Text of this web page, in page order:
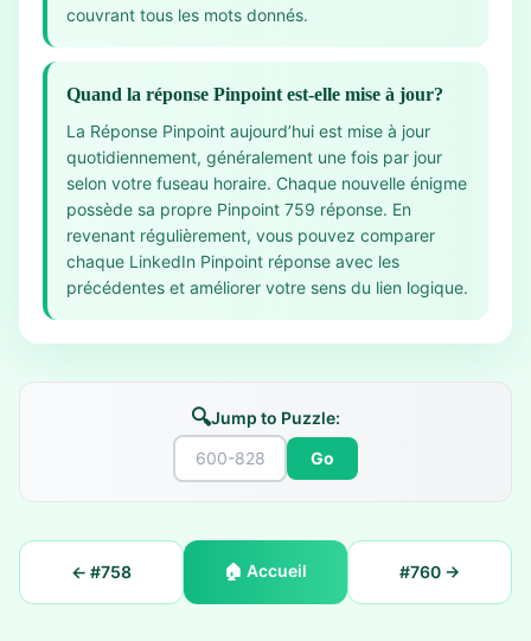
couvrant tous les mots donnés.
Quand la réponse Pinpoint est-elle mise à jour?
La Réponse Pinpoint aujourd’hui est mise à jour
quotidiennement, généralement une fois par jour
selon votre fuseau horaire. Chaque nouvelle énigme
possède sa propre Pinpoint 759 réponse. En
revenant régulièrement, vous pouvez comparer
chaque LinkedIn Pinpoint réponse avec les
précédentes et améliorer votre sens du lien logique.
🔍Jump to Puzzle:
Go
← #758 🏠 Accueil #760→